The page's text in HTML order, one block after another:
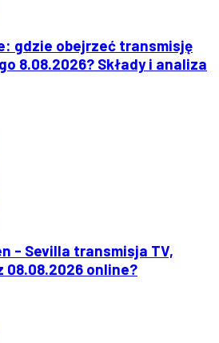
gdzie obejrzeć transmisję
8.08.2026? Składy i analiza
- Sevilla transmisja TV,
08.08.2026 online?